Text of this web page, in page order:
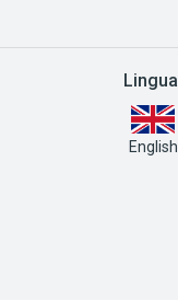
Lingua
English